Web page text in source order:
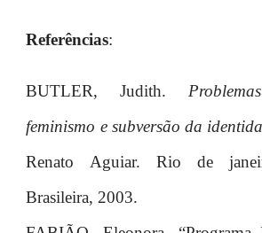
Referências:
BUTLER, Judith.
feminismo e subversão da
Renato Aguiar. Rio de
Brasileira, 2003.